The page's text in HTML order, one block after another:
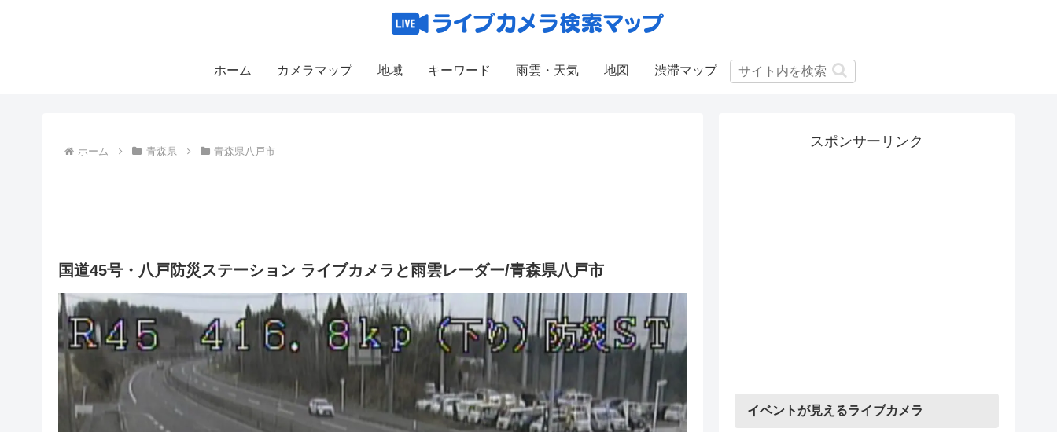
ホーム カメラマップ 地域 キーワード 雨雲・天気 地図 渋滞マップ
ホーム 青森県 青森県八戸市
国道45号・八戸防災ステーション ライブカメラと雨雲レーダー/青森県八戸市
スポンサーリンク
イベントが見えるライブカメラ